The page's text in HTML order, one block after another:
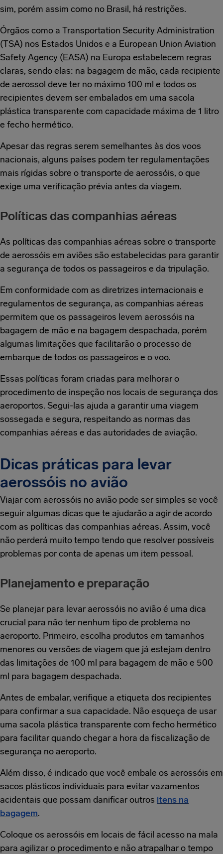
sim, porém assim como no Brasil, há restrições.
Órgãos como a Transportation Security Administration
(TSA) nos Estados Unidos e a European Union Aviation
Safety Agency (EASA) na Europa estabelecem regras
claras, sendo elas: na bagagem de mão, cada recipiente
de aerossol deve ter no máximo 100 ml e todos os
recipientes devem ser embalados em uma sacola
plástica transparente com capacidade máxima de 1 litro
e fecho hermético.
Apesar das regras serem semelhantes às dos voos
nacionais, alguns países podem ter regulamentações
mais rígidas sobre o transporte de aerossóis, o que
exige uma verificação prévia antes da viagem.
Políticas das companhias aéreas
As políticas das companhias aéreas sobre o transporte
de aerossóis em aviões são estabelecidas para garantir
a segurança de todos os passageiros e da tripulação.
Em conformidade com as diretrizes internacionais e
regulamentos de segurança, as companhias aéreas
permitem que os passageiros levem aerossóis na
bagagem de mão e na bagagem despachada, porém
algumas limitações que facilitarão o processo de
embarque de todos os passageiros e o voo.
Essas políticas foram criadas para melhorar o
procedimento de inspeção nos locais de segurança dos
aeroportos. Segui-las ajuda a garantir uma viagem
sossegada e segura, respeitando as normas das
companhias aéreas e das autoridades de aviação.
Dicas práticas para levar
aerossóis no avião
Viajar com aerossóis no avião pode ser simples se você
seguir algumas dicas que te ajudarão a agir de acordo
com as políticas das companhias aéreas. Assim, você
não perderá muito tempo tendo que resolver possíveis
problemas por conta de apenas um item pessoal.
Planejamento e preparação
Se planejar para levar aerossóis no avião é uma dica
crucial para não ter nenhum tipo de problema no
aeroporto. Primeiro, escolha produtos em tamanhos
menores ou versões de viagem que já estejam dentro
das limitações de 100 ml para bagagem de mão e 500
ml para bagagem despachada.
Antes de embalar, verifique a etiqueta dos recipientes
para confirmar a sua capacidade. Não esqueça de usar
uma sacola plástica transparente com fecho hermético
para facilitar quando chegar a hora da fiscalização de
segurança no aeroporto.
Além disso, é indicado que você embale os aerossóis em
sacos plásticos individuais para evitar vazamentos
acidentais que possam danificar outros itens na
bagagem.
Coloque os aerossóis em locais de fácil acesso na mala
para agilizar o procedimento e não atrapalhar o tempo